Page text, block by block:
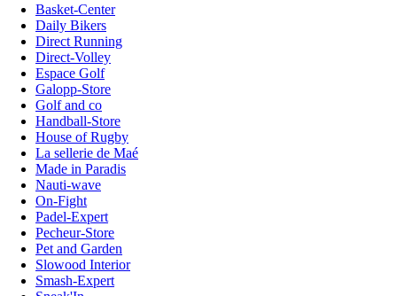
Basket-Center
Daily Bikers
Direct Running
Direct-Volley
Espace Golf
Galopp-Store
Golf and co
Handball-Store
House of Rugby
La sellerie de Maé
Made in Paradis
Nauti-wave
On-Fight
Padel-Expert
Pecheur-Store
Pet and Garden
Slowood Interior
Smash-Expert